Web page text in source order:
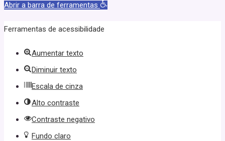
Abrir a barra de ferramentas
Ferramentas de acessibilidade
Aumentar texto
Diminuir texto
Escala de cinza
Alto contraste
Contraste negativo
Fundo claro